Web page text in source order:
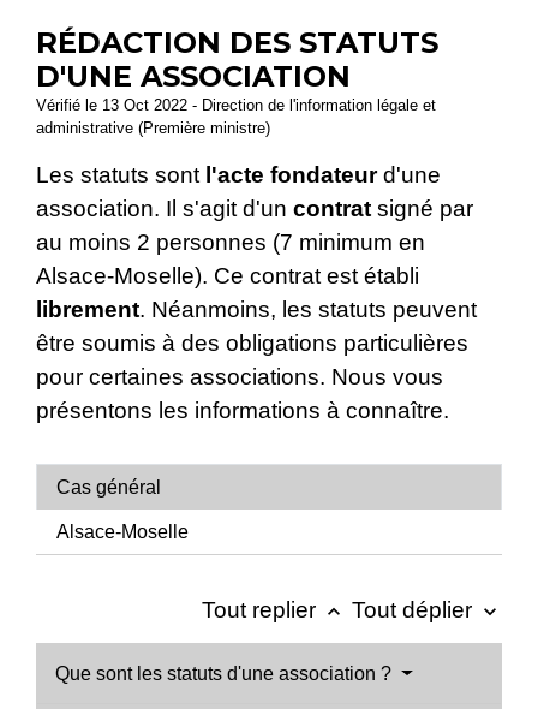
RÉDACTION DES STATUTS
D'UNE ASSOCIATION
Vérifié le 13 Oct 2022 - Direction de l'information légale et
administrative (Première ministre)
Les statuts sontl'acte fondateurd'une
association. Il s'agit d'un contrat signé par
au moins 2 personnes (7 minimum en
Alsace-Moselle). Ce contrat est établi
librement. Néanmoins, les statuts peuvent
être soumis à des obligations particulières
pour certaines associations. Nous vous
présentons les informations à connaître.
Cas général
Alsace-Moselle
Tout replier keyboard_arrow_up Tout déplier keyboard_arrow_down
Que sont les statuts d'une association ?